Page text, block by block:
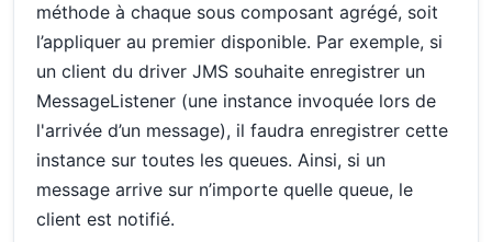
méthode à chaque sous composant agrégé, soit
l’appliquer au premier disponible. Par exemple, si
un client du driver JMS souhaite enregistrer un
MessageListener (une instance invoquée lors de
l'arrivée d’un message), il faudra enregistrer cette
instance sur toutes les queues. Ainsi, si un
message arrive sur n’importe quelle queue, le
client est notifié.